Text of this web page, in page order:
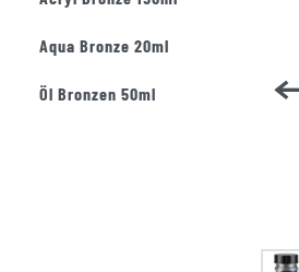
Aqua Bronze 20ml
Öl Bronzen 50ml